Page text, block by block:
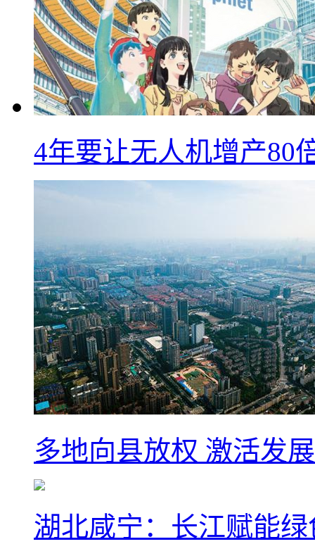
4年要让无人机增产80
多地向县放权 激活发
湖北咸宁：长江赋能